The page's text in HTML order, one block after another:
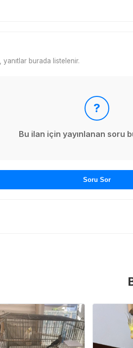
burada listelenir.
?
Bu ilan için yayınlanan soru
Soru Sor